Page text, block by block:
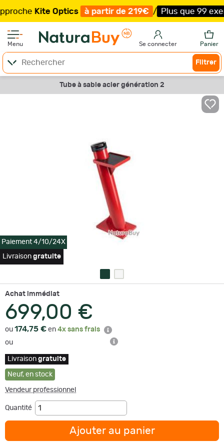
Kite Optics à partir de 219€ / Plus que 99
Menu Se connecter Panier
Filtrer
Tube à sable acier génération 2
Paiement 4/10/24X
Livraison gratuite
Achat immédiat
699,00 €
ou 174,75 € en 4x sans frais
ou
Livraison gratuite
Neuf, en stock
Vendeur professionnel
Quantité
Ajouter au panier